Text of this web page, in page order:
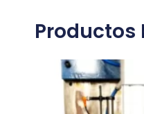
Productos